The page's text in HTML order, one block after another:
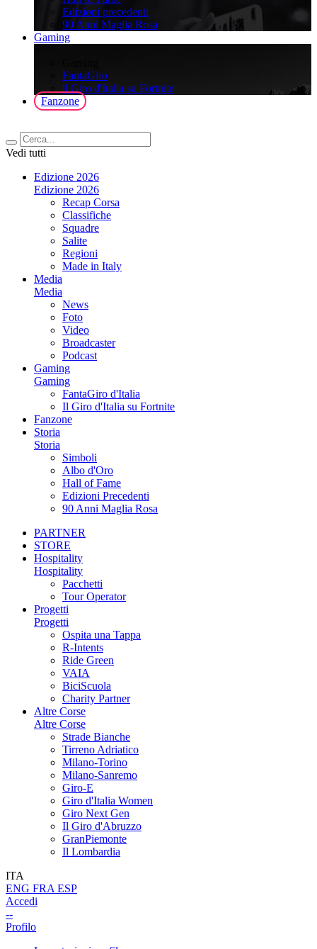
Edizioni precedenti
90 Anni Maglia Rosa
Gaming
FantaGiro
ll Giro d'Italia su Fortnite
Fanzone
Vedi tutti
Edizione 2026
Edizione 2026
Recap Corsa
Classifiche
Squadre
Salite
Regioni
Made in Italy
Media
Media
News
Foto
Video
Broadcaster
Podcast
Gaming
Gaming
FantaGiro d'Italia
Il Giro d'Italia su Fortnite
Fanzone
Storia
Storia
Simboli
Albo d'Oro
Hall of Fame
Edizioni Precedenti
90 Anni Maglia Rosa
PARTNER
STORE
Hospitality
Hospitality
Pacchetti
Tour Operator
Progetti
Progetti
Ospita una Tappa
R-Intents
Ride Green
VAIA
BiciScuola
Charity Partner
Altre Corse
Altre Corse
Strade Bianche
Tirreno Adriatico
Milano-Torino
Milano-Sanremo
Giro-E
Giro d'Italia Women
Giro Next Gen
Il Giro d'Abruzzo
GranPiemonte
Il Lombardia
ITA
ENG FRA ESP
Accedi
--
Profilo